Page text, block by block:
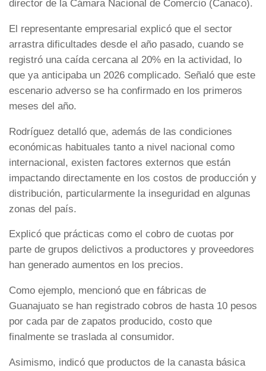
director de la Cámara Nacional de Comercio (Canaco).
El representante empresarial explicó que el sector
arrastra dificultades desde el año pasado, cuando se
registró una caída cercana al 20% en la actividad, lo
que ya anticipaba un 2026 complicado. Señaló que este
escenario adverso se ha confirmado en los primeros
meses del año.
Rodríguez detalló que, además de las condiciones
económicas habituales tanto a nivel nacional como
internacional, existen factores externos que están
impactando directamente en los costos de producción y
distribución, particularmente la inseguridad en algunas
zonas del país.
Explicó que prácticas como el cobro de cuotas por
parte de grupos delictivos a productores y proveedores
han generado aumentos en los precios.
Como ejemplo, mencionó que en fábricas de
Guanajuato se han registrado cobros de hasta 10 pesos
por cada par de zapatos producido, costo que
finalmente se traslada al consumidor.
Asimismo, indicó que productos de la canasta básica